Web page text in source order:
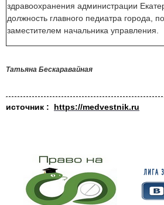
здравоохранения администрации
должность главного педиатра города,
заместителем начальника управления.
Татьяна Бескаравайная
источник : https://medvestnik.ru